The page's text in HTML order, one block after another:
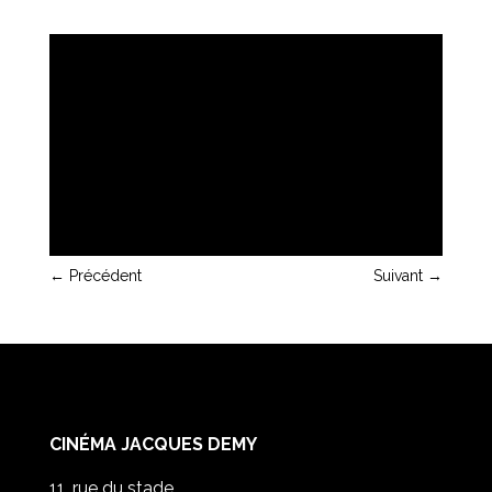
← Précédent Suivant →
CINÉMA JACQUES DEMY